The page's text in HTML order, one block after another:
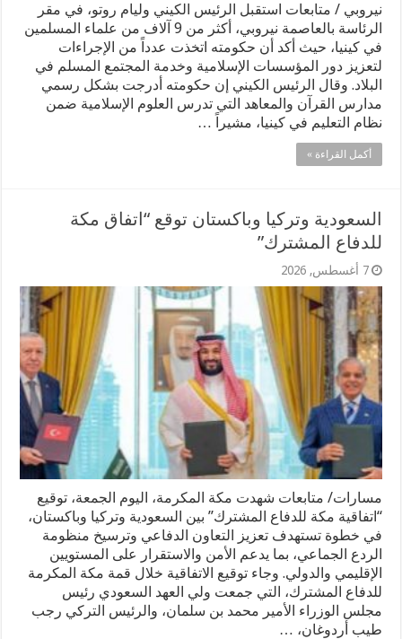
نيروبي / متابعات استقبل الرئيس الكيني وليام روتو، في مقر
الرئاسة بالعاصمة نيروبي، أكثر من 9 آلاف من علماء المسلمين
في كينيا، حيث أكد أن حكومته اتخذت عدداً من الإجراءات
لتعزيز دور المؤسسات الإسلامية وخدمة المجتمع المسلم في
البلاد. وقال الرئيس الكيني إن حكومته أدرجت بشكل رسمي
مدارس القرآن والمعاهد التي تدرس العلوم الإسلامية ضمن
نظام التعليم في كينيا، مشيراً …
أكمل القراءة »
السعودية وتركيا وباكستان توقع “اتفاق مكة
للدفاع المشترك”
7 أغسطس, 2026
مسارات/ متابعات شهدت مكة المكرمة، اليوم الجمعة، توقيع
“اتفاقية مكة للدفاع المشترك” بين السعودية وتركيا وباكستان،
في خطوة تستهدف تعزيز التعاون الدفاعي وترسيخ منظومة
الردع الجماعي، بما يدعم الأمن والاستقرار على المستويين
الإقليمي والدولي. وجاء توقيع الاتفاقية خلال قمة مكة المكرمة
للدفاع المشترك، التي جمعت ولي العهد السعودي رئيس
مجلس الوزراء الأمير محمد بن سلمان، والرئيس التركي رجب
طيب أردوغان، …